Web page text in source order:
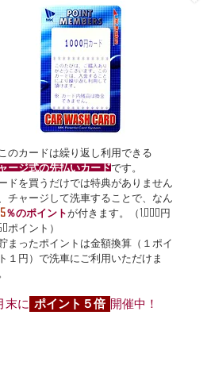
のカードは繰り返し利用できる
ージ式の先払いカードです。
ドを買うだけでは特典がありません
チャージして洗車することで、なん
5 ％のポイント が付きます。
（1,000円
ポイント）
まったポイントは金額換算（ １ポイ
１円）で洗車にご利用いただけま
末に ポイント５倍 開催中！